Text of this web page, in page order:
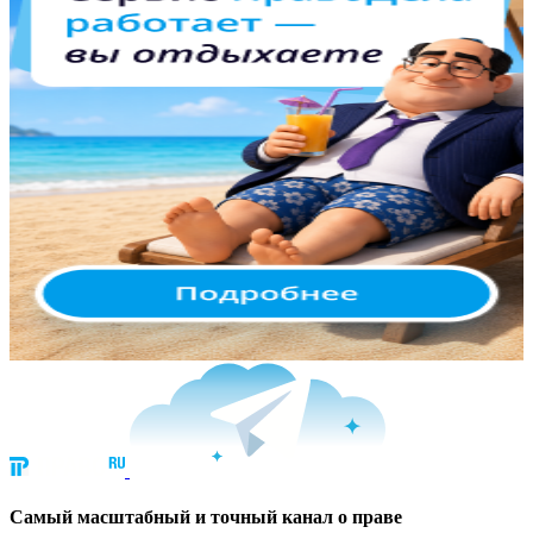
Cамый масштабный и точный канал о праве